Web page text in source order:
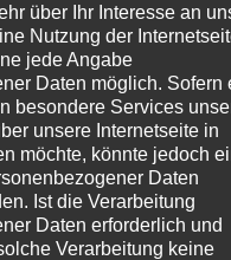
über Ihr Interesse an
Nutzung der
jede Angabe
Daten möglich. Sofern
besondere Services
unsere Internetseite in
möchte, könnte jedoch
Daten
Ist die Verarbeitung
Daten erforderlich und
Verarbeitung keine